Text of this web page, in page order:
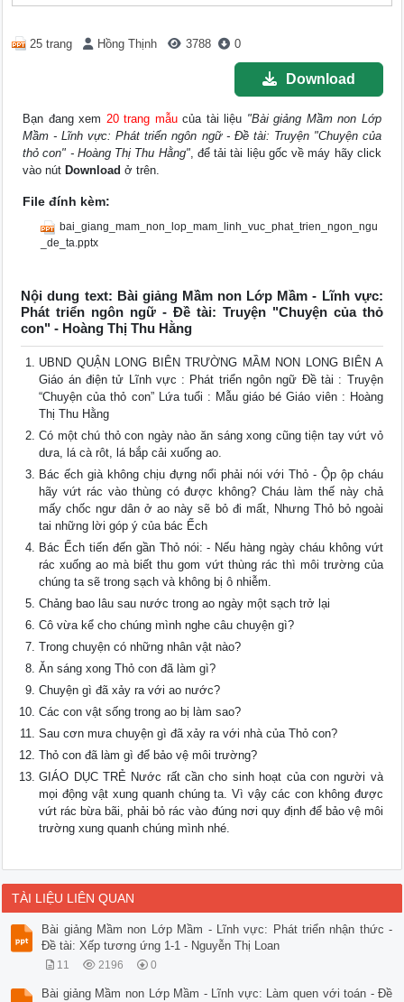
25 trang Hồng Thịnh 3788 0
Download
Bạn đang xem 20 trang mẫucủa tài liệu "Bài giảng Mầm non Lớp
Mầm - Lĩnh vực: Phát triển ngôn ngữ - Đề tài: Truyện "Chuyện của
thỏ con" - Hoàng Thị Thu Hằng", để tải tài liệu gốc về máy hãy click
vào nút Download ở trên.
File đính kèm:
bai_giang_mam_non_lop_mam_linh_vuc_phat_trien_ngon_ngu
_de_ta.pptx
Nội dung text: Bài giảng Mầm non Lớp Mầm - Lĩnh vực:
Phát triển ngôn ngữ - Đề tài: Truyện "Chuyện của thỏ
con" - Hoàng Thị Thu Hằng
UBND QUẬN LONG BIÊN TRƯỜNG MẦM NON LONG BIÊN A
Giáo án điện tử Lĩnh vực : Phát triển ngôn ngữ Đề tài : Truyện
“Chuyện của thỏ con” Lứa tuổi : Mẫu giáo bé Giáo viên : Hoàng
Thị Thu Hằng
Có một chú thỏ con ngày nào ăn sáng xong cũng tiện tay vứt vỏ
dưa, lá cà rôt, lá bắp cải xuống ao.
Bác ếch già không chịu đựng nổi phải nói với Thỏ - Ộp ộp cháu
hãy vứt rác vào thùng có được không? Cháu làm thế này chả
mấy chốc ngư dân ở ao này sẽ bỏ đi mất, Nhưng Thỏ bỏ ngoài
tai những lời góp ý của bác Ếch
Bác Ếch tiến đến gần Thỏ nói: - Nếu hàng ngày cháu không vứt
rác xuống ao mà biết thu gom vứt thùng rác thì môi trường của
chúng ta sẽ trong sạch và không bị ô nhiễm.
Chảng bao lâu sau nước trong ao ngày một sạch trở lại
Cô vừa kể cho chúng mình nghe câu chuyện gì?
Trong chuyện có những nhân vật nào?
Ăn sáng xong Thỏ con đã làm gì?
Chuyện gì đã xảy ra với ao nước?
Các con vật sống trong ao bị làm sao?
Sau cơn mưa chuyện gì đã xảy ra với nhà của Thỏ con?
Thỏ con đã làm gì để bảo vệ môi trường?
GIÁO DỤC TRẺ Nước rất cần cho sinh hoạt của con người và
mọi động vật xung quanh chúng ta. Vì vậy các con không được
vứt rác bừa bãi, phải bỏ rác vào đúng nơi quy định để bảo vệ môi
trường xung quanh chúng mình nhé.
TÀI LIỆU LIÊN QUAN
Bài giảng Mầm non Lớp Mầm - Lĩnh vực: Phát triển nhận thức -
Đề tài: Xếp tương ứng 1-1 - Nguyễn Thị Loan
11 2196 0
Bài giảng Mầm non Lớp Mầm - Lĩnh vực: Làm quen với toán - Đề